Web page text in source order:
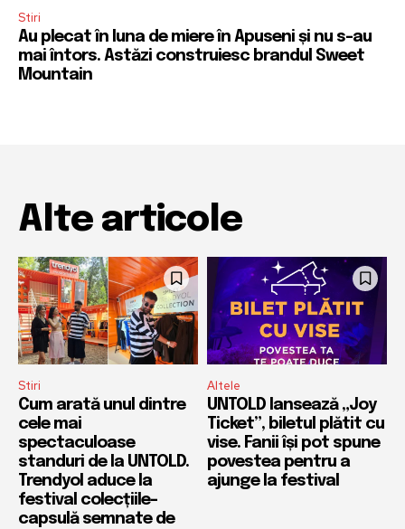
Stiri
Au plecat în luna de miere în Apuseni și nu s-au
mai întors. Astăzi construiesc brandul Sweet
Mountain
Alte articole
Stiri
Cum arată unul dintre
cele mai
spectaculoase
standuri de la UNTOLD.
Trendyol aduce la
festival colecțiile-
capsulă semnate de
Altele
UNTOLD lansează „Joy
Ticket”, biletul plătit cu
vise. Fanii își pot spune
povestea pentru a
ajunge la festival